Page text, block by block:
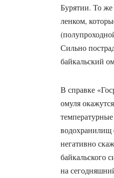
Бурятии. То же
ленком,
Сильно
байкальский
В справке
омуля
водохранилищ
негативно
байкальского
на